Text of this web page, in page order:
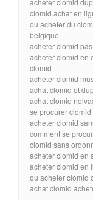
clomid achat en
ou acheter du
belgique
acheter clomid
acheter clomid en
clomid
acheter clomid
achat clomid et
achat clomid
se procurer
acheter clomid
comment se
clomid sans
acheter clomid en
acheter clomid en
ou acheter clomid
achat clomid